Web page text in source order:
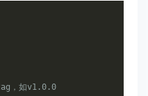
，如v1.0.0